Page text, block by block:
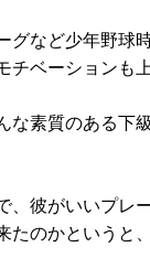
など少年野
ベーションも
素質のある
彼がいいプ
のかという